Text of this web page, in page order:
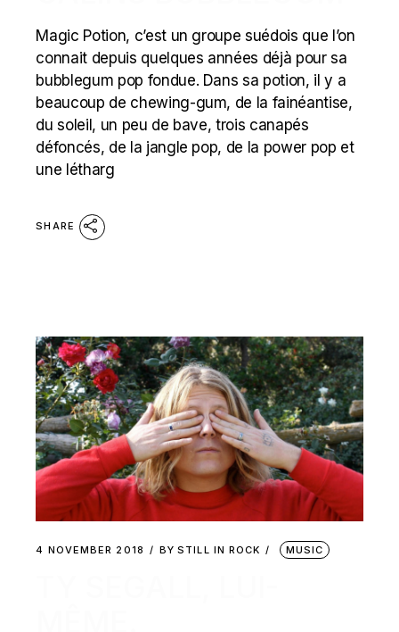
Magic Potion, c’est un groupe suédois que l’on
connait depuis quelques années déjà pour sa
bubblegum pop fondue. Dans sa potion, il y a
beaucoup de chewing-gum, de la fainéantise,
du soleil, un peu de bave, trois canapés
défoncés, de la jangle pop, de la power pop et
une létharg
SHARE
4 NOVEMBER 2018 BY STILL IN ROCK MUSIC